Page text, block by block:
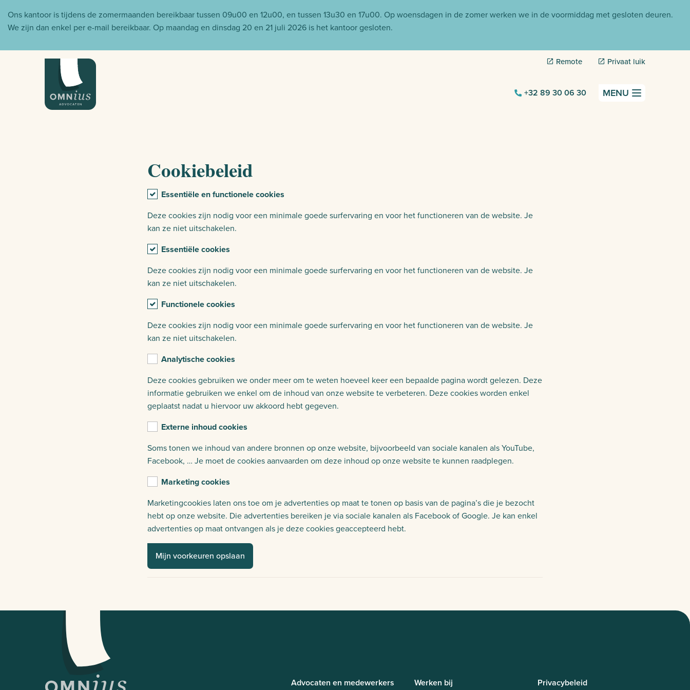
Ons kantoor is tijdens de zomermaanden bereikbaar tussen 09u00 en 12u00, en tussen 13u30 en 17u00. Op woensdagen in de zomer werken we in de voormiddag met gesloten deuren.
We zijn dan enkel per e-mail bereikbaar. Op maandag en dinsdag 20 en 21 juli 2026 is het kantoor gesloten.
Remote Privaat luik
+32 89 30 06 30 MENU
Cookiebeleid
Essentiële en functionele cookies
Deze cookies zijn nodig voor een minimale goede surfervaring en voor het functioneren van de website. Je
kan ze niet uitschakelen.
Essentiële cookies
Deze cookies zijn nodig voor een minimale goede surfervaring en voor het functioneren van de website. Je
kan ze niet uitschakelen.
Functionele cookies
Deze cookies zijn nodig voor een minimale goede surfervaring en voor het functioneren van de website. Je
kan ze niet uitschakelen.
Analytische cookies
Deze cookies gebruiken we onder meer om te weten hoeveel keer een bepaalde pagina wordt gelezen. Deze
informatie gebruiken we enkel om de inhoud van onze website te verbeteren. Deze cookies worden enkel
geplaatst nadat u hiervoor uw akkoord hebt gegeven.
Externe inhoud cookies
Soms tonen we inhoud van andere bronnen op onze website, bijvoorbeeld van sociale kanalen als YouTube,
Facebook, … Je moet de cookies aanvaarden om deze inhoud op onze website te kunnen raadplegen.
Marketing cookies
Marketingcookies laten ons toe om je advertenties op maat te tonen op basis van de pagina’s die je bezocht
hebt op onze website. Die advertenties bereiken je via sociale kanalen als Facebook of Google. Je kan enkel
advertenties op maat ontvangen als je deze cookies geaccepteerd hebt.
Mijn voorkeuren opslaan
Advocaten en medewerkers
Werken bij
Privacybeleid